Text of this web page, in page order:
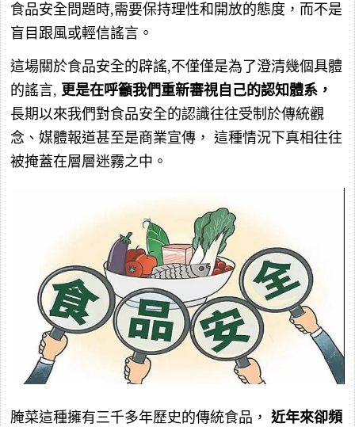
食品安全問題時,需要保持理性和開放的態度，而不是
盲目跟風或輕信謠言。
這場關於食品安全的辟謠,不僅僅是為了澄清幾個具體
的謠言, 更是在呼籲我們重新審視自己的認知體系，
長期以來我們對食品安全的認識往往受制於傳統觀
念、媒體報道甚至是商業宣傳， 這種情況下真相往往
被掩蓋在層層迷霧之中。
腌菜這種擁有三千多年歷史的傳統食品， 近年來卻頻